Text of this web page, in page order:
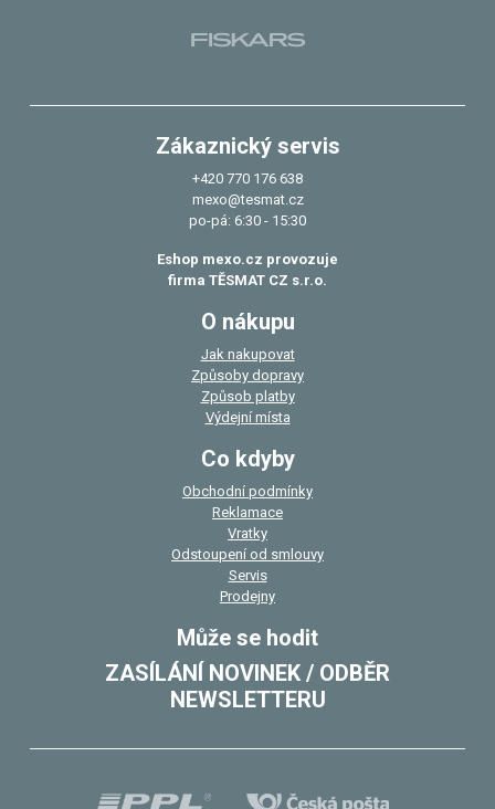
Zákaznický servis
+420 770 176 638
mexo@tesmat.cz
po-pá: 6:30 - 15:30
Eshop mexo.cz provozuje
firma TĚSMAT CZ s.r.o.
O nákupu
Jak nakupovat
Způsoby dopravy
Způsob platby
Výdejní místa
Co kdyby
Obchodní podmínky
Reklamace
Vratky
Odstoupení od smlouvy
Servis
Prodejny
Může se hodit
ZASÍLÁNÍ NOVINEK / ODBĚR
NEWSLETTERU